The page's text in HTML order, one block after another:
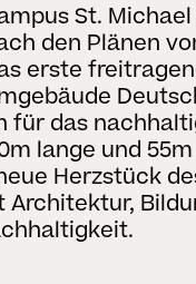
St.
den Plänen
erste
für das
lange und
Herzstück
Architektur,